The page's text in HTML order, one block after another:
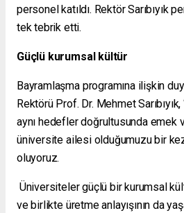
personel katıldı. Rektör Sarıbıyık
tek tebrik etti.
Güçlü kurumsal kültür
Bayramlaşma programına ilişkin
Rektörü Prof. Dr. Mehmet
aynı hedefler doğrultusunda emek
üniversite ailesi olduğumuzu bir
oluyoruz.
Üniversiteler güçlü bir kurumsal
ve birlikte üretme anlayışının da